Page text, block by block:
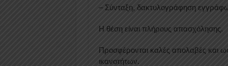
– Σύνταξη, δακτυλογράφηση
Η θέση είναι πλήρους απασχόλησης.
Προσφέρονται καλές απολαβές και
ικανοτήτων.